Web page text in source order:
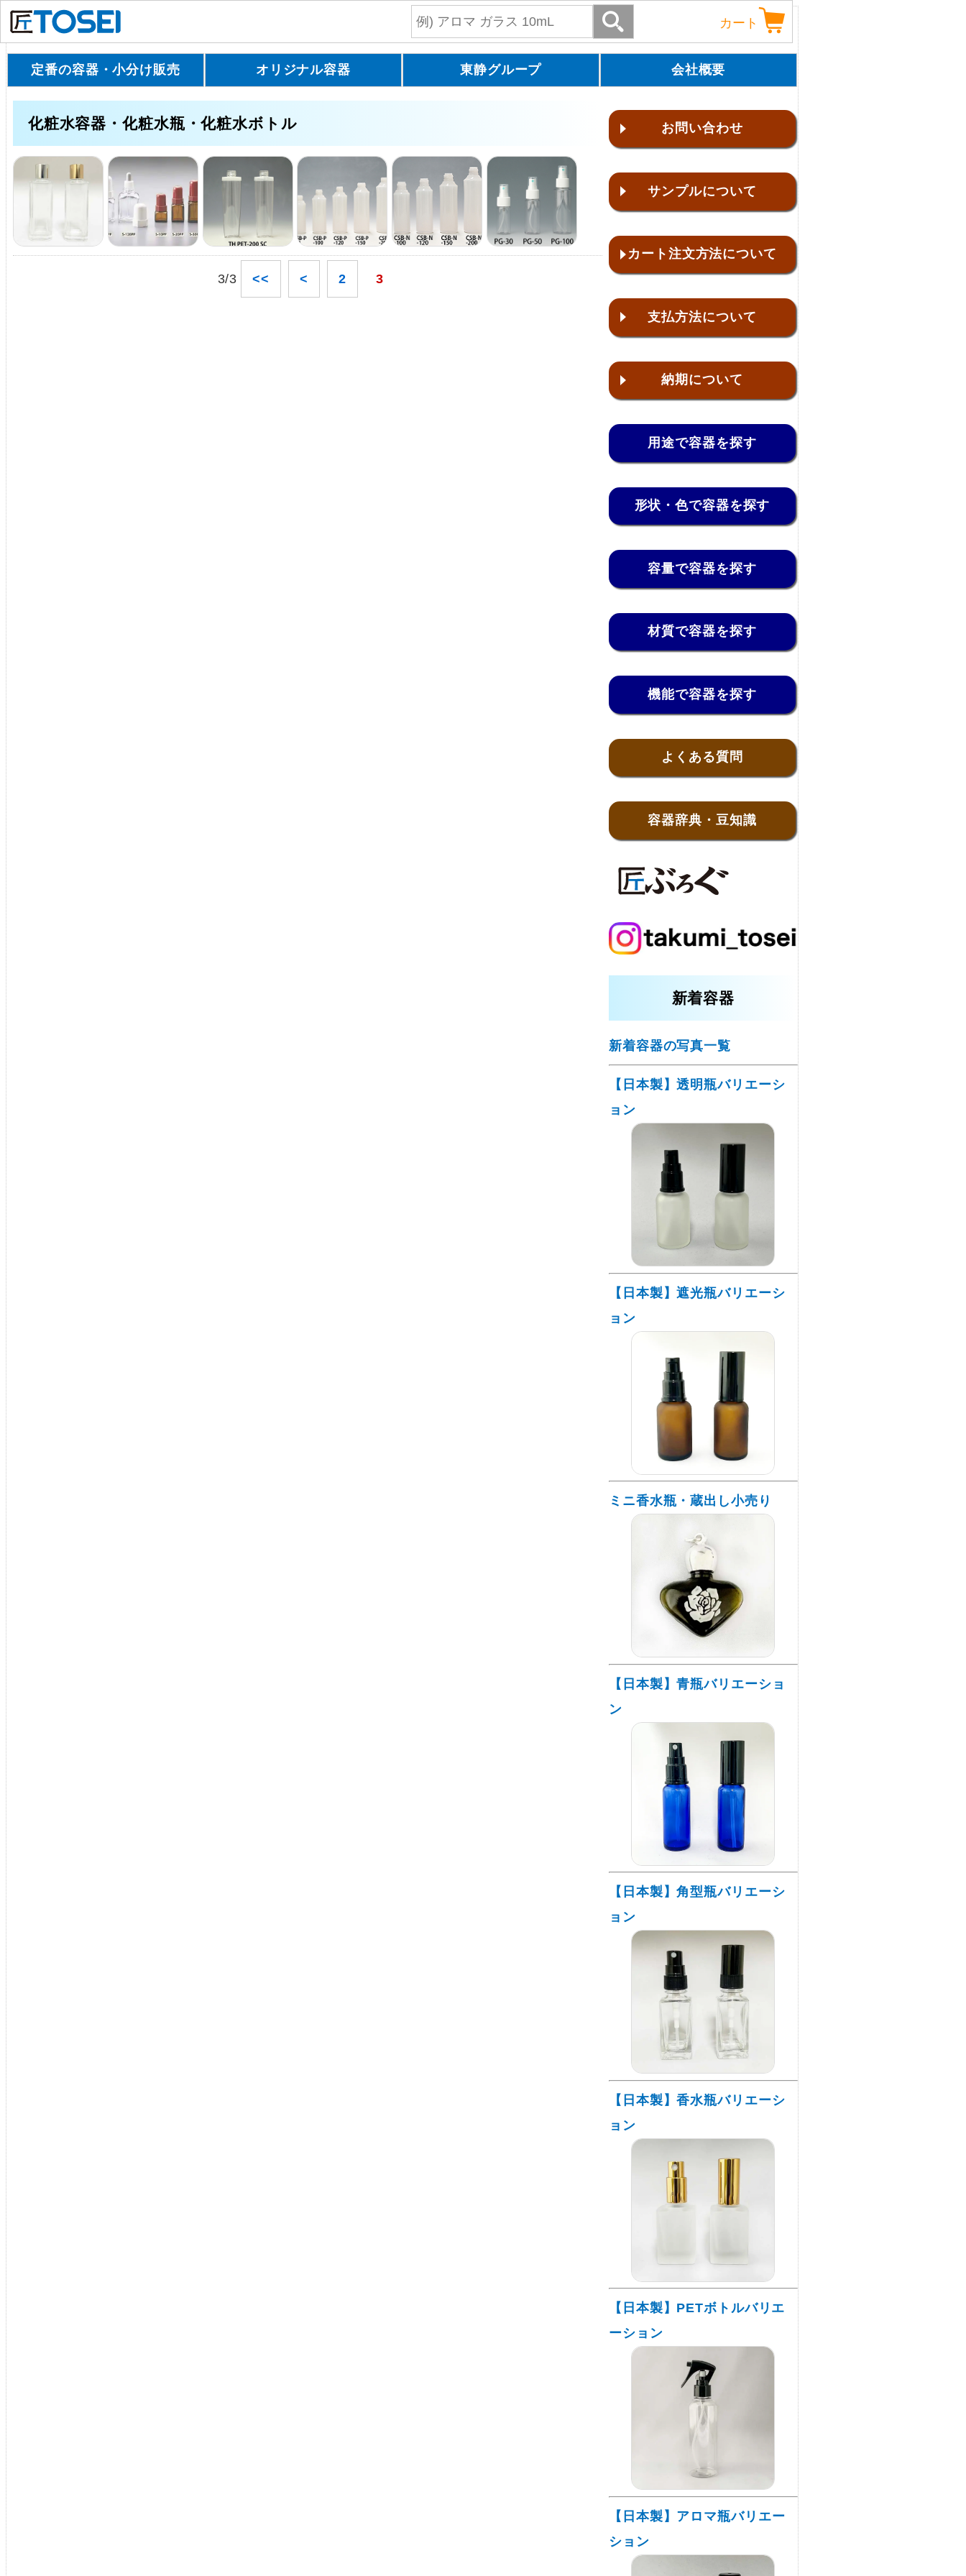
カート
化粧水容器・化粧水瓶・化粧水ボトル
3/3 << < 2 3
定番の容器・小分け販売 オリジナル容器 東静グループ 会社概要
お問い合わせ
サンプルについて
カート注文方法について
支払方法について
納期について
用途で容器を探す
形状・色で容器を探す
容量で容器を探す
材質で容器を探す
機能で容器を探す
よくある質問
容器辞典・豆知識
新着容器
新着容器の写真一覧
【日本製】透明瓶バリエーシ
ョン
【日本製】遮光瓶バリエーシ
ョン
ミニ香水瓶・蔵出し小売り
【日本製】青瓶バリエーショ
ン
【日本製】角型瓶バリエーシ
ョン
【日本製】香水瓶バリエーシ
ョン
【日本製】PETボトルバリエ
ーション
【日本製】アロマ瓶バリエー
ション